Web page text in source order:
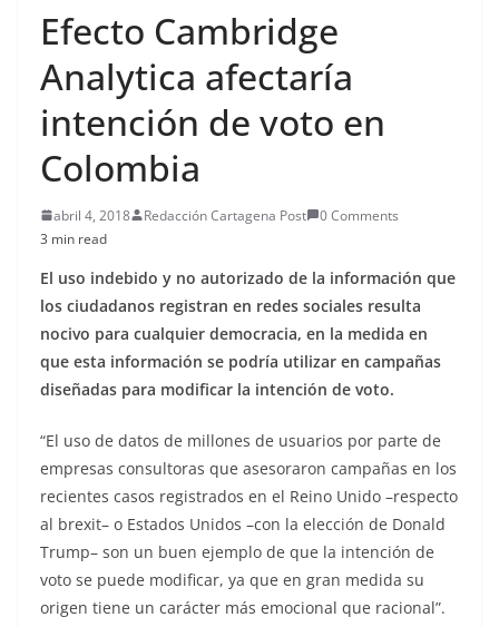
Efecto Cambridge
Analytica afectaría
intención de voto en
Colombia
abril 4, 2018 Redacción Cartagena Post
0 Comments
3 min read
El uso indebido y no autorizado de la información que
los ciudadanos registran en redes sociales resulta
nocivo para cualquier democracia, en la medida en
que esta información se podría utilizar en campañas
diseñadas para modificar la intención de voto.
“El uso de datos de millones de usuarios por parte de
empresas consultoras que asesoraron campañas en los
recientes casos registrados en el Reino Unido –respecto
al brexit– o Estados Unidos –con la elección de Donald
Trump– son un buen ejemplo de que la intención de
voto se puede modificar, ya que en gran medida su
origen tiene un carácter más emocional que racional”.